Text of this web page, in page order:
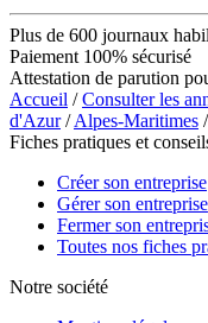
Plus de 600 journaux
Paiement 100% sécurisé
Attestation de parution
Accueil /Consulter les
d'Azur/Alpes-Maritimes
Fiches pratiques et
Créer son entreprise
Gérer son entreprise
Fermer son
Toutes nos fiches
Notre société